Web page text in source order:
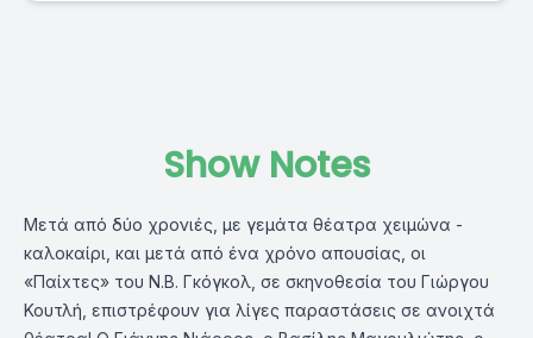
Show Notes
Μετά από δύο χρονιές, με γεμάτα θέατρα χειμώνα -
καλοκαίρι, και μετά από ένα χρόνο απουσίας, οι
«Παίxτες» του Ν.Β. Γκόγκολ, σε σκηνοθεσία του Γιώργου
Κουτλή, επιστρέφουν για λίγες παραστάσεις σε ανοιχτά